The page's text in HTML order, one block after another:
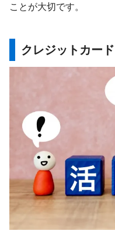
ことが大切です。
クレジットカード